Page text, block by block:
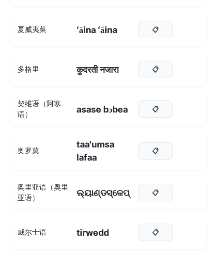
夏威夷菜 ʻāina ʻāina 📋
多格里 कुदरती नजारा 📋
契维语（阿寒
语）
asase bɔbea 📋
奥罗莫
taa'umsa
lafaa
📋
奥里亚语（奥里
亚语）
ଲ୍ୟାଣ୍ଡସ୍କେପ୍ 📋
威尔士语 tirwedd 📋